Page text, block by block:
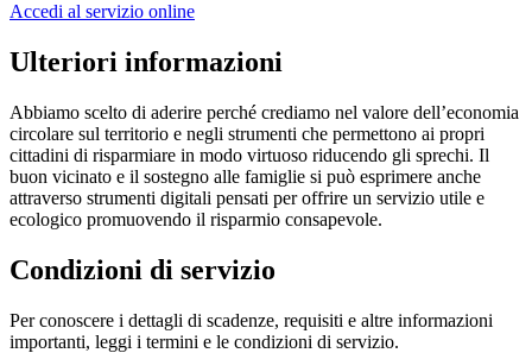
Accedi al servizio online
Ulteriori informazioni
Abbiamo scelto di aderire perché crediamo nel valore dell’economia
circolare sul territorio e negli strumenti che permettono ai propri
cittadini di risparmiare in modo virtuoso riducendo gli sprechi. Il
buon vicinato e il sostegno alle famiglie si può esprimere anche
attraverso strumenti digitali pensati per offrire un servizio utile e
ecologico promuovendo il risparmio consapevole.
Condizioni di servizio
Per conoscere i dettagli di scadenze, requisiti e altre informazioni
importanti, leggi i termini e le condizioni di servizio.